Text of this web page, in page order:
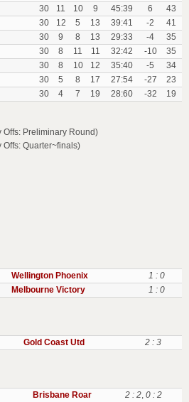
30 11 10 9 45:39 6
43
30 12 5 13 39:41 -2
41
30 9 8 13 29:33 -4
35
30 8 11 11 32:42 -10
35
30 8 10 12 35:40 -5
34
30 5 8 17 27:54 -27
23
30 4 7 19 28:60 -32 19
Offs: Preliminary Round)
Offs: Quarter~finals)
Wellington Phoenix
1 : 0
Melbourne Victory 1 : 0
Gold Coast Utd 2 : 3
Brisbane Roar 2 : 2, 0 : 2